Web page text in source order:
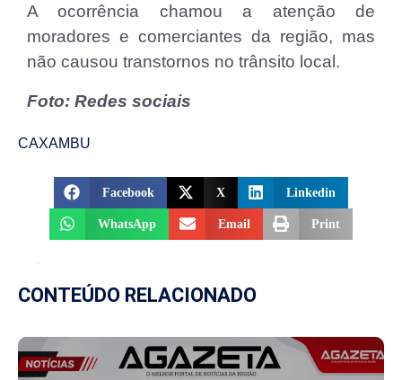
A ocorrência chamou a atenção de
moradores e comerciantes da região, mas
não causou transtornos no trânsito local.
Foto: Redes sociais
CAXAMBU
Facebook X Linkedin
WhatsApp Email Print
CONTEÚDO RELACIONADO